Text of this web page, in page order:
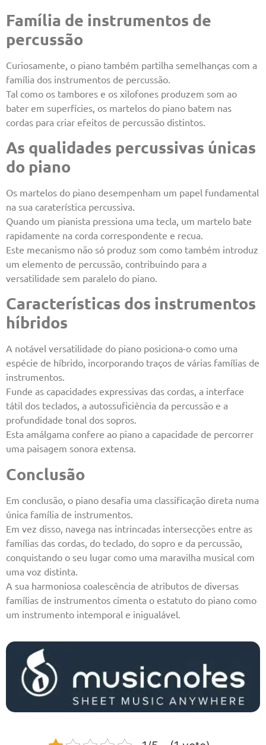
Família de instrumentos de
percussão
Curiosamente, o piano também partilha semelhanças com a
família dos instrumentos de percussão.
Tal como os tambores e os xilofones produzem som ao
bater em superfícies, os martelos do piano batem nas
cordas para criar efeitos de percussão distintos.
As qualidades percussivas únicas
do piano
Os martelos do piano desempenham um papel fundamental
na sua caraterística percussiva.
Quando um pianista pressiona uma tecla, um martelo bate
rapidamente na corda correspondente e recua.
Este mecanismo não só produz som como também introduz
um elemento de percussão, contribuindo para a
versatilidade sem paralelo do piano.
Características dos instrumentos
híbridos
A notável versatilidade do piano posiciona-o como uma
espécie de híbrido, incorporando traços de várias famílias de
instrumentos.
Funde as capacidades expressivas das cordas, a interface
tátil dos teclados, a autossuficiência da percussão e a
profundidade tonal dos sopros.
Esta amálgama confere ao piano a capacidade de percorrer
uma paisagem sonora extensa.
Conclusão
Em conclusão, o piano desafia uma classificação direta numa
única família de instrumentos.
Em vez disso, navega nas intrincadas intersecções entre as
famílias das cordas, do teclado, do sopro e da percussão,
conquistando o seu lugar como uma maravilha musical com
uma voz distinta.
A sua harmoniosa coalescência de atributos de diversas
famílias de instrumentos cimenta o estatuto do piano como
um instrumento intemporal e inigualável.